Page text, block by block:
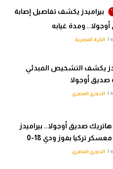
بيراميدز يكشف تفاصيل إصابة
ومدة غيابه
| الكرة المصرية
يكشف التشخيص المبدئي
صديق أوجولا
| الدوري المصري
صديق أوجولا.. بيراميدز
تركيا بفوز ودي 18-0
| الدوري المصري